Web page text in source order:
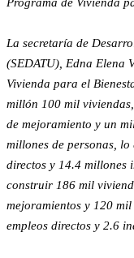
La secretaría de
(SEDATU), Edna Elena
Vivienda para el
millón 100 mil
de mejoramiento y un
millones de personas,
directos y 14.4 millones
construir 186 mil
mejoramientos y 120
empleos directos y 2.6